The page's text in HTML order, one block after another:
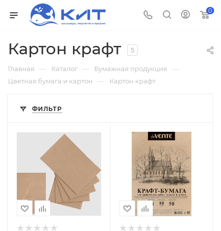
0
Картон крафт 5
Главная — Каталог — Бумажная продукция —
Цветная бумага и картон — Картон крафт
ФИЛЬТР